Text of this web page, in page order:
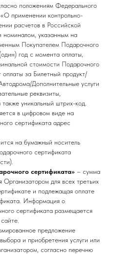
положениям Федерального
применении контрольно-
расчетов в Российской
указанным на
Покупателем Подарочного
год с момента оплаты,
стоимости Подарочного
оплаты за Билетный продукт/
Дополнительные услуги
реквизиты,
уникальный штрих-код.
в цифровом виде на
сертификата адрес
на бумажный носитель
сертификата
сертификата» – сумма
Организатором для всех третьих
и подлежащая оплате
Информация о
сертификата размещается
предложение
и приобретения услуги или
согласно перечню